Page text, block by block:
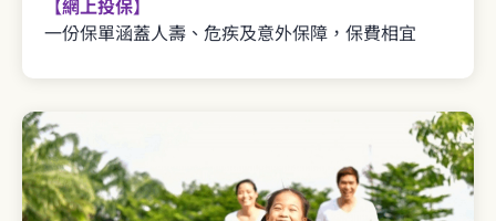
一份保單涵蓋人壽、危疾及意外保障，保費相宜